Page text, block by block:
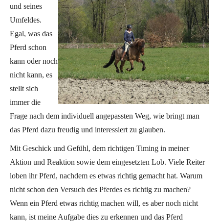
und seines
Umfeldes.
Egal, was das
Pferd schon
kann oder noch
nicht kann, es
stellt sich
immer die
Frage nach dem individuell angepassten Weg, wie bringt man
das Pferd dazu freudig und interessiert zu glauben.
Mit Geschick und Gefühl, dem richtigen Timing in meiner
Aktion und Reaktion sowie dem eingesetzten Lob. Viele Reiter
loben ihr Pferd, nachdem es etwas richtig gemacht hat. Warum
nicht schon den Versuch des Pferdes es richtig zu machen?
Wenn ein Pferd etwas richtig machen will, es aber noch nicht
kann, ist meine Aufgabe dies zu erkennen und das Pferd